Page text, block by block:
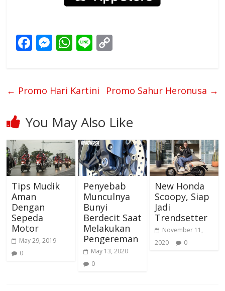
F
b
o
k
M
e
g
er
W
s
p
p
Li
y
n
k
← Promo Hari Kartini Promo Sahur Heronusa →
You May Also Like
Tips Mudik
Aman
Dengan
Sepeda
Motor
May 29, 2019
0
Penyebab
Munculnya
Bunyi
Berdecit Saat
Melakukan
Pengereman
May 13, 2020
0
New Honda
Scoopy, Siap
Jadi
Trendsetter
November 11,
2020
0